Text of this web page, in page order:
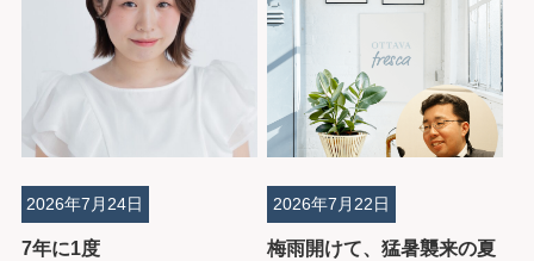
7年に1度
2026年7月24日
梅雨開けて、猛暑襲来の夏
2026年7月22日